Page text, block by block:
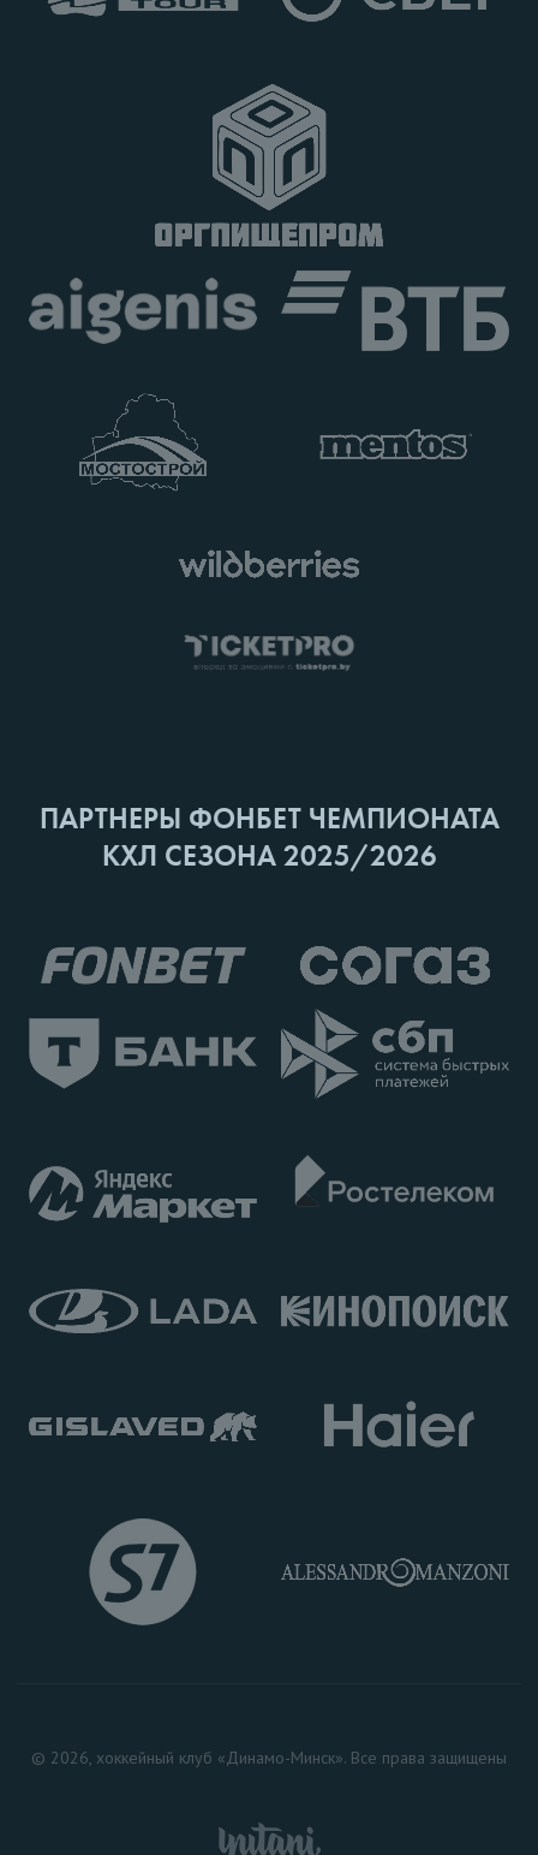
ПАРТНЕРЫ ФОНБЕТ ЧЕМПИОНАТА
КХЛ СЕЗОНА 2025/2026
© 2026, хоккейный клуб «Динамо-Минск». Все права защищены